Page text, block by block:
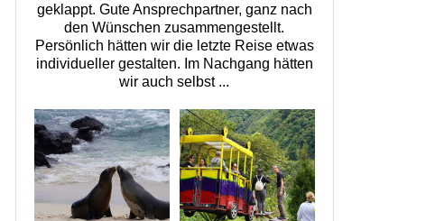
geklappt. Gute Ansprechpartner, ganz nach
den Wünschen zusammengestellt.
Persönlich hätten wir die letzte Reise etwas
individueller gestalten. Im Nachgang hätten
wir auch selbst ...